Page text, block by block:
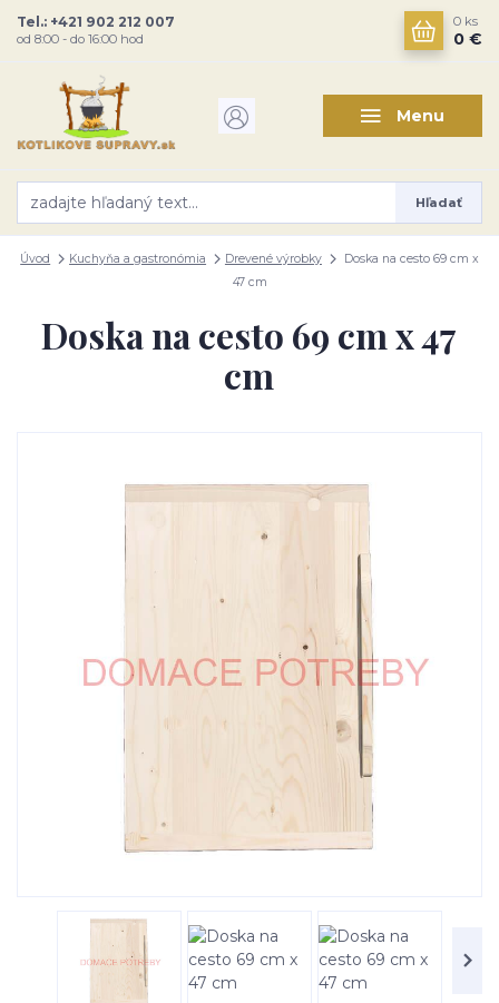
Menu
Hľadať
Tel.: +421 902 212 007
od 8:00 - do 16:00 hod
0 ks
0 €
Úvod Kuchyňa a gastronómia Drevené výrobky
Doska na cesto 69 cm x
47 cm
Doska na cesto 69 cm x 47
cm